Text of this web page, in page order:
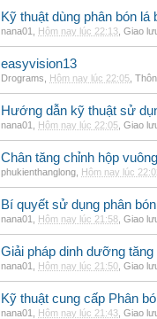
Kỹ thuật dùng phân bón
nana01 Hôm nay lúc 22:13 Giao
easyvision13
Drograms Hôm nay lúc 22:05
Hướng dẫn kỹ thuật sử
nana01 Hôm nay lúc 22:05 Giao
Chân tăng chỉnh hộp
phukienthanglong Hôm nay lúc
Bí quyết sử dụng phân
nana01 Hôm nay lúc 21:58 Giao
Giải pháp dinh dưỡng
nana01 Hôm nay lúc 21:50 Giao
Kỹ thuật cung cấp Phân
nana01 Hôm nay lúc 21:43 Giao